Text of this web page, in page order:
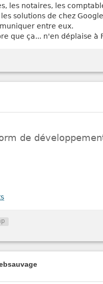
les notaires, les
solutions de chez
entre eux.
que ça... n'en déplaise à
de